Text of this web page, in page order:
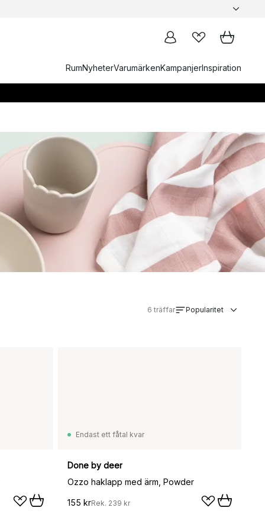
RumNyheterVarumärkenKampanjerInspiration
6 träffar Popularitet
Endast ett fåtal kvar
Done by deer
Ozzo haklapp med ärm, Powder
155 krRek. 239 kr